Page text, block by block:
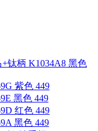
钛柄 K1034A8 黑色
紫色 449
黑色 449
红色 449
黑色 449